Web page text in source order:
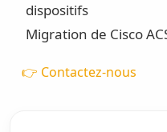
dispositifs
Migration de Cisco
👉 Contactez-nous